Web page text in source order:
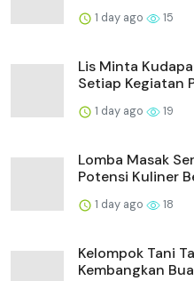
1 day ago 15
Lis Minta
Setiap Kegiatan
1 day ago 19
Lomba Masak
Potensi Kuliner
1 day ago 18
Kelompok Tani
Kembangkan